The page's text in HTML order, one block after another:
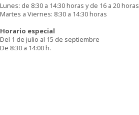
Lunes: de 8:30 a 14:30 horas y de 16 a 20 horas
Martes a Viernes: 8:30 a 14:30 horas
Horario especial
Del 1 de julio al 15 de septiembre
De 8:30 a 14:00 h.